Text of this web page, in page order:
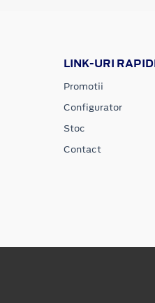
LINK-URI
Promotii
Configurator
Stoc
Contact